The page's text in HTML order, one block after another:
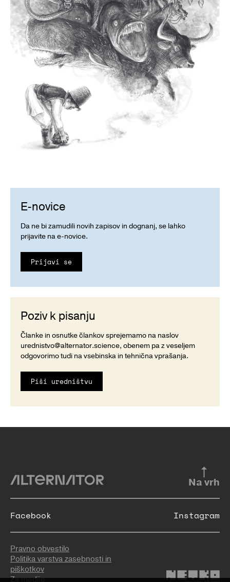
E-novice
Da ne bi zamudili novih zapisov in dognanj, se lahko
prijavite na e-novice.
Prijavi se
Poziv k pisanju
Članke in osnutke člankov sprejemamo na naslov
urednistvo@alternator.science, obenem pa z veseljem
odgovorimo tudi na vsebinska in tehnična vprašanja.
Piši uredništvu
Na vrh
Pravno obvestilo
Politika varstva zasebnosti in
piškotkov
Za medije
Facebook Instagram